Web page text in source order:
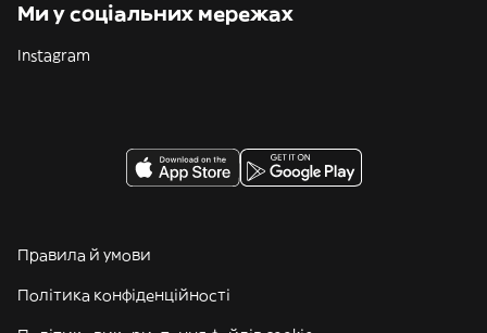
Ми у соціальних мережах
Instagram
Правила й умови
Політика конфіденційності